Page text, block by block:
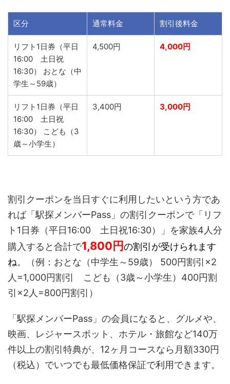
区分 通常料金 割引後料金
リフト1日券（平日
16:00 土日祝
16:30） おとな（中
学生～59歳）
4,500円 4,000円
リフト1日券（平日
16:00 土日祝
16:30） こども（3
歳～小学生）
3,400円 3,000円
割引クーポンを当日すぐに利用したいという方であ
れば「駅探メンバーPass」の割引クーポンで「リフ
ト1日券（平日16:00 土日祝16:30）」を家族4人分
購入すると合計で1,800円の割引が受けられます
ね。（例：おとな（中学生～59歳） 500円割引×2
人=1,000円割引 こども（3歳～小学生）400円割
引×2人=800円割引）
「駅探メンバーPass」の会員になると、グルメや、
映画、レジャースポット、ホテル・旅館など140万
件以上の割引特典が、12ヶ月コースなら月額330円
（税込） でいつでも最低価格保証で利用できます。